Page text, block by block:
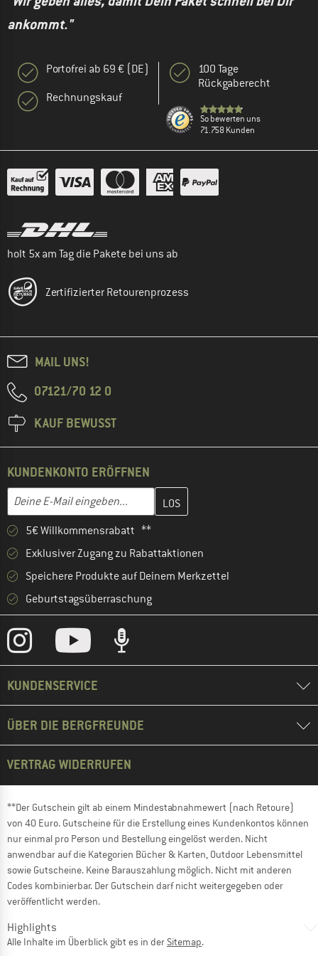
ankommt."
Portofrei ab 69 € (DE)
Rechnungskauf
100 Tage
Rückgaberecht
So bewerten uns
71.758 Kunden
holt 5x am Tag die Pakete bei uns ab
Zertifizierter Retourenprozess
MAIL UNS!
07121/70 12 0
KAUF BEWUSST
KUNDENKONTO ERÖFFNEN
E-Mail-Adresse
Gib hier deine E-Mail-Adresse ein und erstelle im nächsten
5€ Willkommensrabatt **
Exklusiver Zugang zu Rabattaktionen
Speichere Produkte auf Deinem Merkzettel
Geburtstagsüberraschung
KUNDENSERVICE
ÜBER DIE BERGFREUNDE
VERTRAG WIDERRUFEN
**Der Gutschein gilt ab einem Mindestabnahmewert (nach Retoure)
von 40 Euro. Gutscheine für die Erstellung eines Kundenkontos können
nur einmal pro Person und Bestellung eingelöst werden. Nicht
anwendbar auf die Kategorien Bücher & Karten, Outdoor Lebensmittel
sowie Gutscheine. Keine Barauszahlung möglich. Nicht mit anderen
Codes kombinierbar. Der Gutschein darf nicht weitergegeben oder
veröffentlicht werden.
Highlights
Alle Inhalte im Überblick gibt es in der Sitemap.